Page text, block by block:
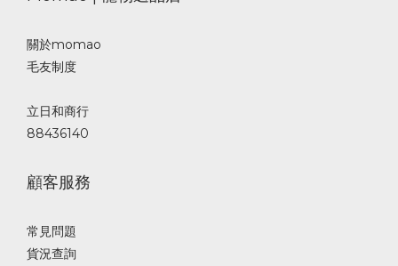
關於momao
毛友制度
立日和商行
88436140
顧客服務
常見問題
貨況查詢